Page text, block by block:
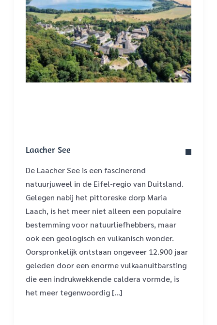
Laacher See
De Laacher See is een fascinerend
natuurjuweel in de Eifel-regio van Duitsland.
Gelegen nabij het pittoreske dorp Maria
Laach, is het meer niet alleen een populaire
bestemming voor natuurliefhebbers, maar
ook een geologisch en vulkanisch wonder.
Oorspronkelijk ontstaan ongeveer 12.900 jaar
geleden door een enorme vulkaanuitbarsting
die een indrukwekkende caldera vormde, is
het meer tegenwoordig […]